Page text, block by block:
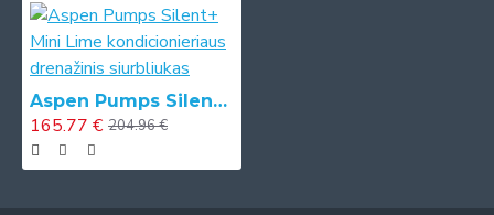
Aspen Pumps Silent+ Mini Lime kondicionieriaus drenažinis siurbliukas
165.77 € 204.96 €